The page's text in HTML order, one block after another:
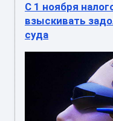
С 1 ноября
взыскивать
суда